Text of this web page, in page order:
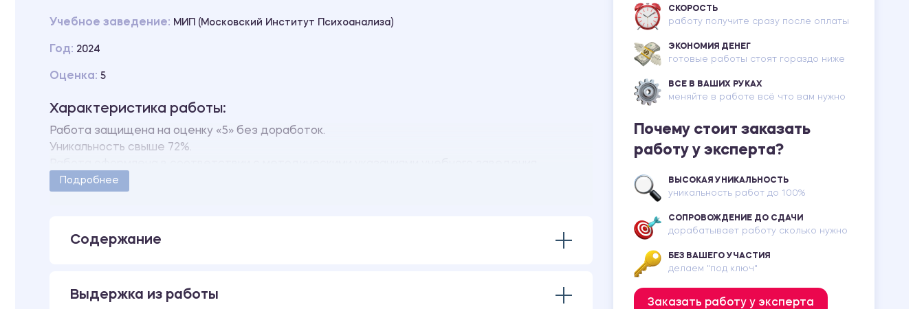
Учебное заведение: МИП (Московский Институт Психоанализа)
Год: 2024
Оценка: 5
Характеристика работы:
Работа защищена на оценку «5» без доработок.
Уникальность свыше 72%.
Количество страниц - 67.
Подробнее
Содержание
Выдержка из работы
СКОРОСТЬ
работу получите сразу после оплаты
ЭКОНОМИЯ ДЕНЕГ
готовые работы стоят гораздо ниже
ВСЕ В ВАШИХ РУКАХ
меняйте в работе всё что вам нужно
Почему стоит заказать
работу у эксперта?
ВЫСОКАЯ УНИКАЛЬНОСТЬ
уникальность работ до 100%
СОПРОВОЖДЕНИЕ ДО СДАЧИ
дорабатывает работу сколько нужно
БЕЗ ВАШЕГО УЧАСТИЯ
делаем "под ключ"
Заказать работу у эксперта